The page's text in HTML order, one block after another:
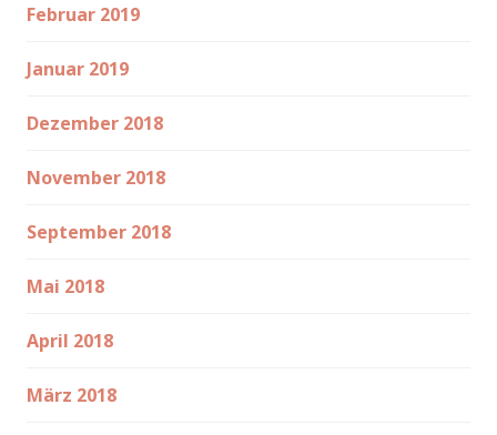
Februar 2019
Januar 2019
Dezember 2018
November 2018
September 2018
Mai 2018
April 2018
März 2018